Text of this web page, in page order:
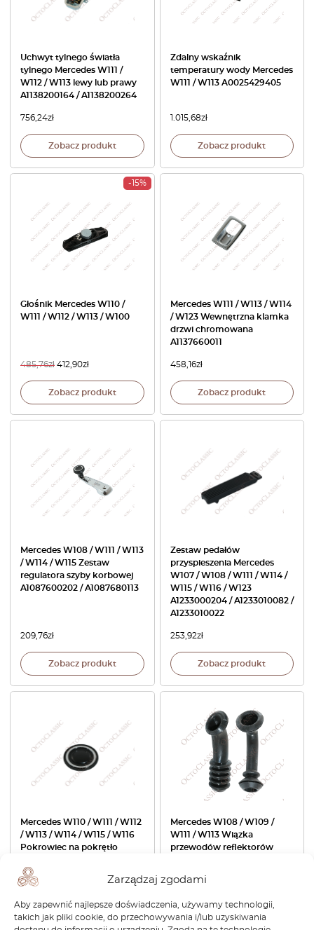
Zarządzaj zgodami
Aby zapewnić najlepsze doświadczenia, używamy technologii,
takich jak pliki cookie, do przechowywania i/lub uzyskiwania
Uchwyt tylnego światła
tylnego Mercedes W111 /
W112 / W113 lewy lub prawy
A1138200164 / A1138200264
756,24zł
Zobacz produkt
Zdalny wskaźnik
temperatury wody Mercedes
W111 / W113 A0025429405
1.015,68zł
Zobacz produkt
-15%
Głośnik Mercedes W110 /
W111 / W112 / W113 / W100
485,76zł 412,90zł
Zobacz produkt
Mercedes W111 / W113 / W114
/ W123 Wewnętrzna klamka
drzwi chromowana
A1137660011
458,16zł
Zobacz produkt
Mercedes W108 / W111 / W113
/ W114 / W115 Zestaw
regulatora szyby korbowej
A1087600202 / A1087680113
209,76zł
Zobacz produkt
Zestaw pedałów
przyspieszenia Mercedes
W107 / W108 / W111 / W114 /
W115 / W116 / W123
A1233000204 / A1233010082 /
A1233010022
253,92zł
Zobacz produkt
Mercedes W110 / W111 / W112
/ W113 / W114 / W115 / W116
Pokrowiec na pokrętło
Zobacz produkt
Mercedes W108 / W109 /
W111 / W113 Wiązka
przewodów reflektorów
Zobacz produkt